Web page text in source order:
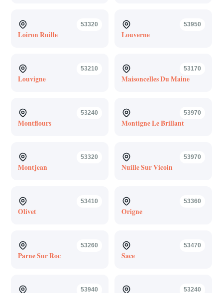
53320
Loiron Ruille
53950
Louverne
53210
Louvigne
53170
Maisoncelles Du Maine
53240
Montflours
53970
Montigne Le Brillant
53320
Montjean
53970
Nuille Sur Vicoin
53410
Olivet
53360
Origne
53260
Parne Sur Roc
53470
Sace
53940 53240